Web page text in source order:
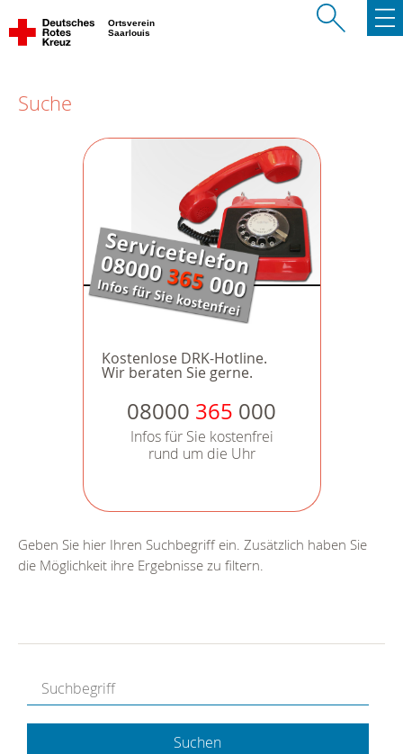
Ortsverein
Saarlouis
Suche
Kostenlose DRK-Hotline.
Wir beraten Sie gerne.
08000 365 000
Infos für Sie kostenfrei
rund um die Uhr
Geben Sie hier Ihren Suchbegriff ein. Zusätzlich haben Sie
die Möglichkeit ihre Ergebnisse zu filtern.
Suchen